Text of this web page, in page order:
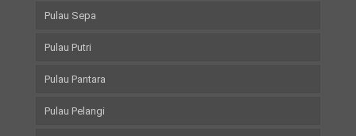
Pulau Sepa
Pulau Putri
Pulau Pantara
Pulau Pelangi